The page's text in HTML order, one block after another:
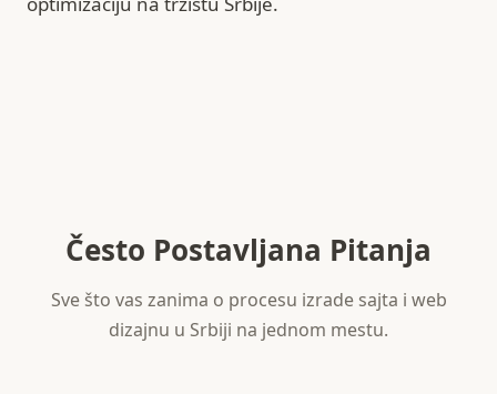
Često Postavljana Pitanja
Sve što vas zanima o procesu izrade sajta i web
dizajnu u Srbiji na jednom mestu.